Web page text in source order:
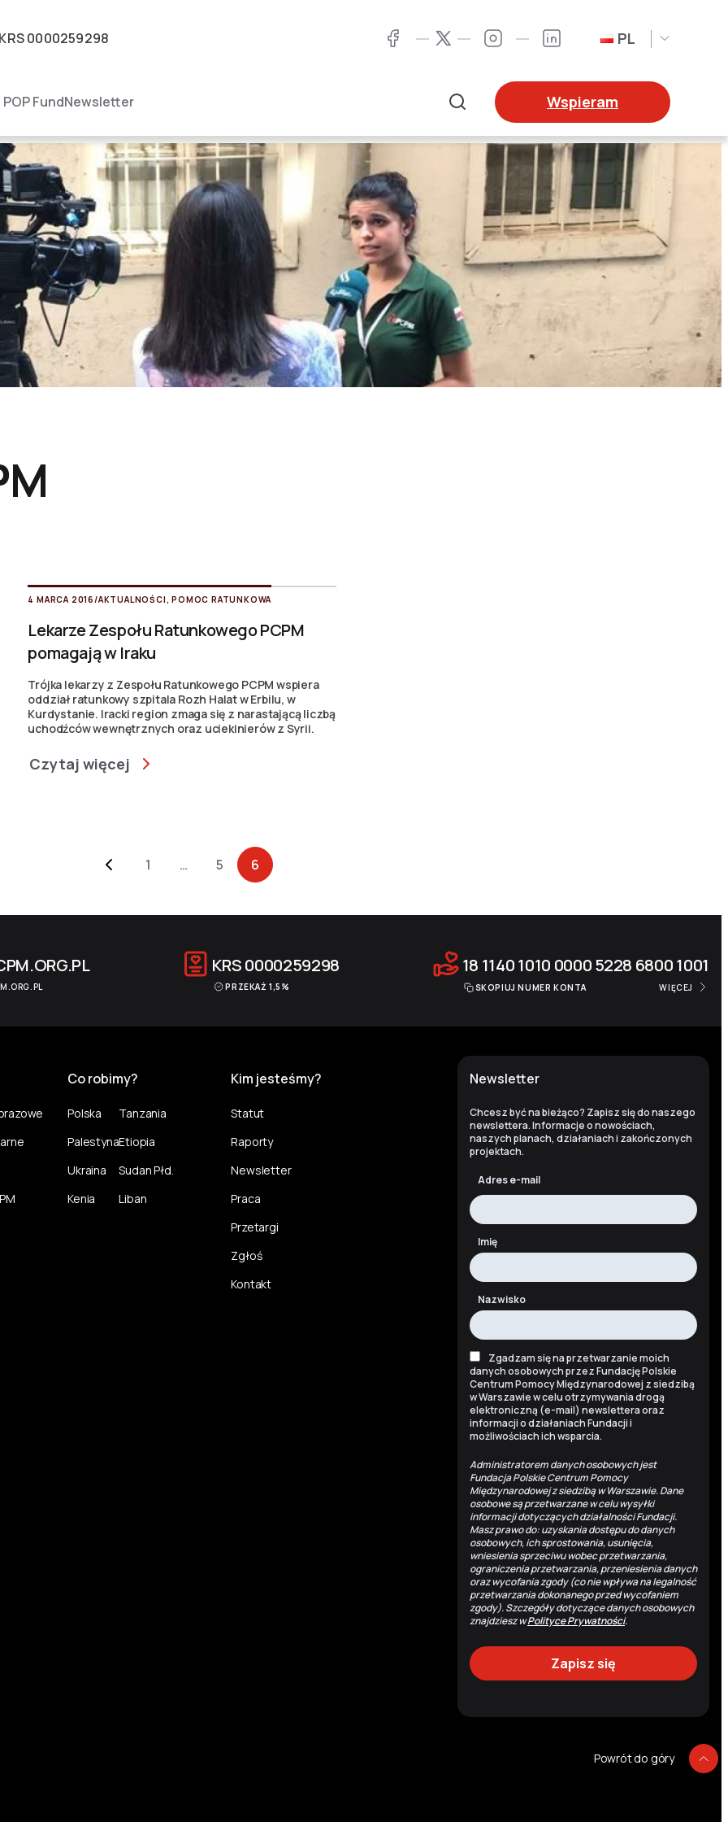
KRS0000259298 FacebookTwitter InstagramLinkedIn PL
POP FundNewsletter
Wspieram
4 MARCA 2016/AKTUALNOŚCI,POMOC RATUNKOWA
Lekarze Zespołu Ratunkowego PCPM
pomagają w Iraku
Trójka lekarzy z Zespołu Ratunkowego PCPM wspiera
oddział ratunkowy szpitala Rozh Halat w Erbilu, w
Kurdystanie. Iracki region zmaga się z narastającą liczbą
uchodźców wewnętrznych oraz uciekinierów z Syrii.
Czytaj więcej
1 … 5 6
KRS0000259298
PRZEKAŻ 1,5%
18 1140 1010 0000 5228 6800 1001
SKOPIUJ NUMER KONTA WIĘCEJ
Newsletter
Chcesz być na bieżąco? Zapisz się do naszego
newslettera. Informacje o nowościach,
naszych planach, działaniach i zakończonych
projektach.
Adres e-mail
Imię
Nazwisko
Zgadzam się na przetwarzanie moich
danych osobowych przez Fundację Polskie
Centrum Pomocy Międzynarodowej z siedzibą
w Warszawie w celu otrzymywania drogą
elektroniczną (e-mail) newslettera oraz
informacji o działaniach Fundacji i
możliwościach ich wsparcia.
Administratorem danych osobowych jest
Fundacja Polskie Centrum Pomocy
Międzynarodowej z siedzibą w Warszawie. Dane
osobowe są przetwarzane w celu wysyłki
informacji dotyczących działalności Fundacji.
Masz prawo do: uzyskania dostępu do danych
osobowych, ich sprostowania, usunięcia,
wniesienia sprzeciwu wobec przetwarzania,
ograniczenia przetwarzania, przeniesienia danych
oraz wycofania zgody (co nie wpływa na legalność
przetwarzania dokonanego przed wycofaniem
zgody). Szczegóły dotyczące danych osobowych
znajdziesz wPolityce Prywatności.
Co robimy?
Polska
Palestyna
Ukraina
Kenia
Tanzania
Etiopia
Sudan Płd.
Liban
Kim jesteśmy?
Statut
Raporty
Newsletter
Praca
Przetargi
Zgłoś
Kontakt
Powrót do góry